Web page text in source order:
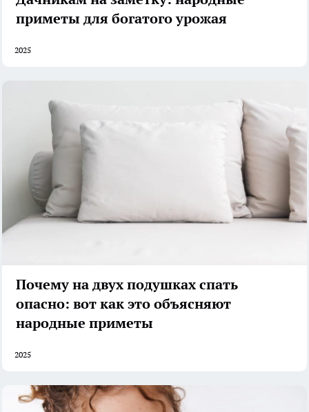
приметы для богатого урожая
2025
Почему на двух подушках спать
опасно: вот как это объясняют
народные приметы
2025